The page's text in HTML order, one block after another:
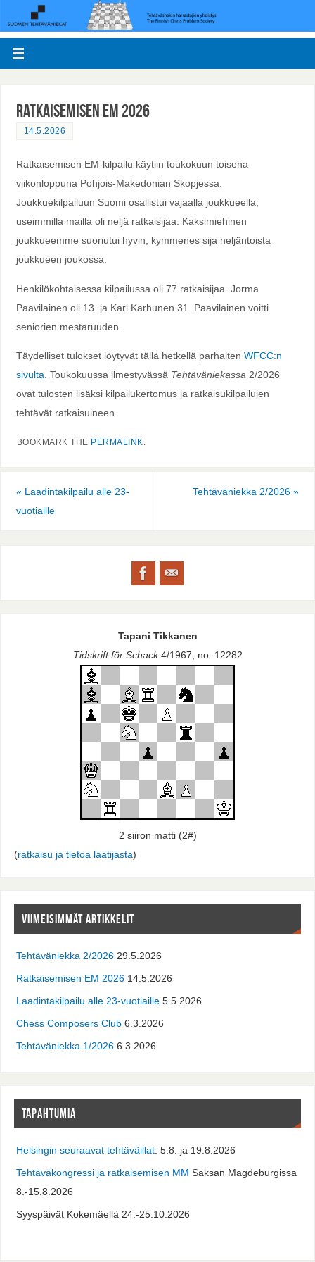
Ratkaisemisen EM 2026
14.5.2026
Ratkaisemisen EM-kilpailu käytiin toukokuun toisena
viikonloppuna Pohjois-Makedonian Skopjessa.
Joukkuekilpailuun Suomi osallistui vajaalla joukkueella,
useimmilla mailla oli neljä ratkaisijaa. Kaksimiehinen
joukkueemme suoriutui hyvin, kymmenes sija neljäntoista
joukkueen joukossa.
Henkilökohtaisessa kilpailussa oli 77 ratkaisijaa. Jorma
Paavilainen oli 13. ja Kari Karhunen 31. Paavilainen voitti
seniorien mestaruuden.
Täydelliset tulokset löytyvät tällä hetkellä parhaiten WFCC:n
sivulta . Toukokuussa ilmestyvässä Tehtäväniekassa 2/2026
ovat tulosten lisäksi kilpailukertomus ja ratkaisukilpailujen
tehtävät ratkaisuineen.
BOOKMARK THE PERMALINK
« Laadintakilpailu alle 23-
vuotiaille
Tehtäväniekka 2/2026»
Tapani Tikkanen
Tidskrift för Schack4/1967, no. 12282
2 siiron matti (2#)
(ratkaisu ja tietoa laatijasta)
VIIMEISIMMÄT ARTIKKELIT
Tehtäväniekka 2/2026 29.5.2026
Ratkaisemisen EM 2026 14.5.2026
Laadintakilpailu alle 23-vuotiaille 5.5.2026
Chess Composers Club 6.3.2026
Tehtäväniekka 1/2026 6.3.2026
TAPAHTUMIA
Helsingin seuraavat tehtäväillat: 5.8. ja 19.8.2026
Tehtäväkongressi ja ratkaisemisen MM Saksan Magdeburgissa
8.-15.8.2026
Syyspäivät Kokemäellä 24.-25.10.2026